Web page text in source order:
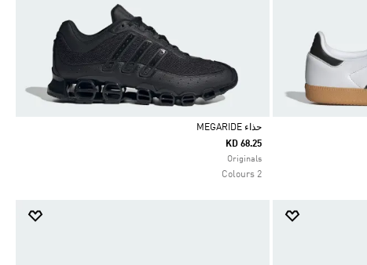
Selected
حذاء MEGARIDE
KD 68.25
Originals
2 Colours